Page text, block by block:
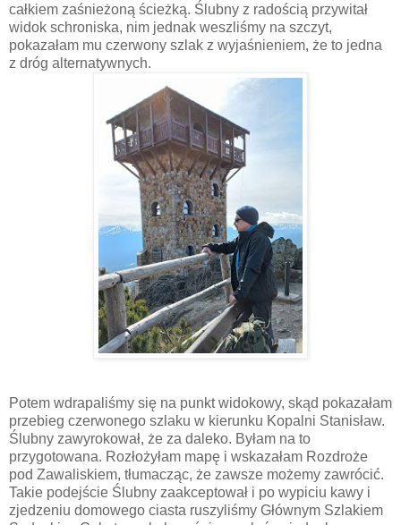
całkiem zaśnieżoną ścieżką. Ślubny z radością przywitał
widok schroniska, nim jednak weszliśmy na szczyt,
pokazałam mu czerwony szlak z wyjaśnieniem, że to jedna
z dróg alternatywnych.
Potem wdrapaliśmy się na punkt widokowy, skąd pokazałam
przebieg czerwonego szlaku w kierunku Kopalni Stanisław.
Ślubny zawyrokował, że za daleko. Byłam na to
przygotowana. Rozłożyłam mapę i wskazałam Rozdroże
pod Zawaliskiem, tłumacząc, że zawsze możemy zawrócić.
Takie podejście Ślubny zaakceptował i po wypiciu kawy i
zjedzeniu domowego ciasta ruszyliśmy Głównym Szlakiem